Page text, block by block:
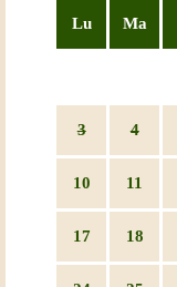
Lu Ma
3 4
10 11
17 18